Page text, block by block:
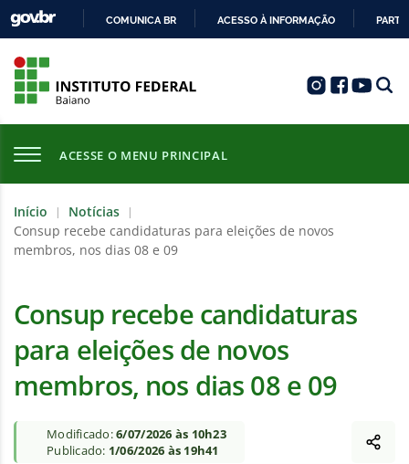
COMUNICA BR ACESSO À INFORMAÇÃO
ACESSE O MENU PRINCIPAL
Início | Notícias |
Consup recebe candidaturas para eleições de novos
membros, nos dias 08 e 09
Consup recebe candidaturas
para eleições de novos
membros, nos dias 08 e 09
Modificado:6/07/2026 às 10h23
Publicado: 1/06/2026 às 19h41